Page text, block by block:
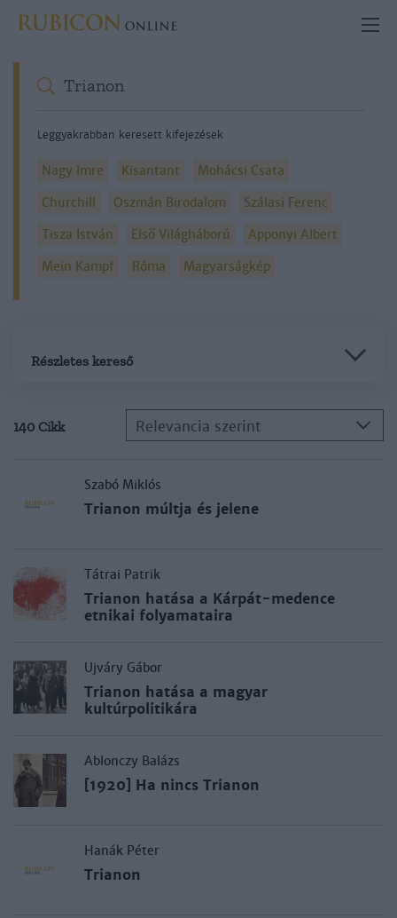
Leggyakrabban keresett kifejezések
Nagy Imre Kisantant
Mohácsi Csata
Churchill
Oszmán Birodalom
Szálasi Ferenc
Tisza István
Első Világháború
Apponyi Albert
Mein Kampf
Róma Magyarságkép
Részletes kereső
140 Cikk Relevancia szerint
Szabó Miklós
Trianon múltja és jelene
Tátrai Patrik
Trianon hatása a Kárpát-medence
etnikai folyamataira
Ujváry Gábor
Trianon hatása a magyar
kultúrpolitikára
Ablonczy Balázs
[1920] Ha nincs Trianon
Hanák Péter
Trianon